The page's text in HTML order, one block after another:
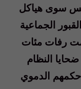
سوى هياكل
الجماعية
رفات مئات
النظام
35 عاماً من حكمهم الدموي